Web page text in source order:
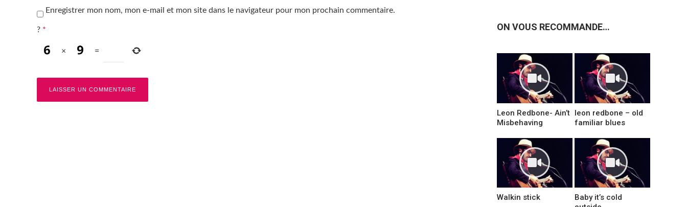
Enregistrer mon nom, mon e-mail et mon site dans le navigateur pour mon prochain commentaire.
? *
× =
ON VOUS RECOMMANDE…
Leon Redbone- Ain’t
Misbehaving
leon redbone – old
familiar blues
Walkin stick
Baby it’s cold